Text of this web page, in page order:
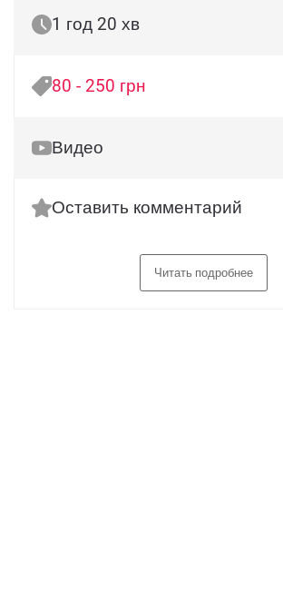
1 год 20 хв
80 - 250 грн
Видео
Оставить комментарий
Читать подробнее